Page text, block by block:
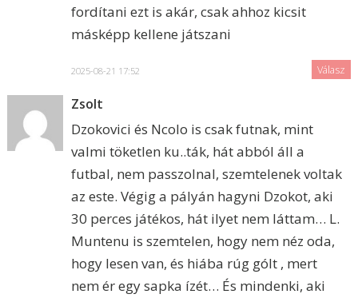
fordítani ezt is akár, csak ahhoz kicsit
másképp kellene játszani
2025-08-21 17:52 Válasz
Zsolt
Dzokovici és Ncolo is csak futnak, mint
valmi töketlen ku..ták, hát abból áll a
futbal, nem passzolnal, szemtelenek voltak
az este. Végig a pályán hagyni Dzokot, aki
30 perces játékos, hát ilyet nem láttam… L.
Muntenu is szemtelen, hogy nem néz oda,
hogy lesen van, és hiába rúg gólt , mert
nem ér egy sapka ízét… És mindenki, aki